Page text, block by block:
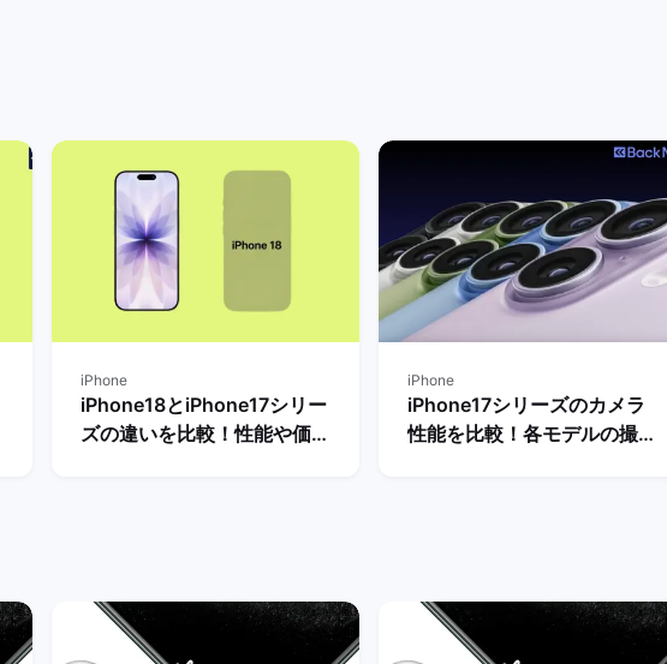
iPhone
iPhone18とiPhone17シリー
ズの違いを比較！性能や価格
iPhone
iPhone17シリーズのカメラ
性能を比較！各モデルの撮影